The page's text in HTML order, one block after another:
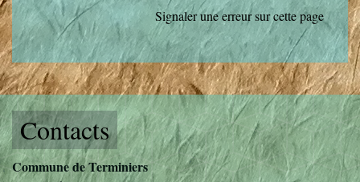
Signaler une erreur sur cette page
Contacts
Commune de Terminiers